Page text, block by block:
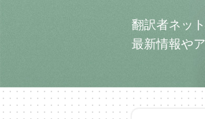
翻訳者ネッ
最新情報や